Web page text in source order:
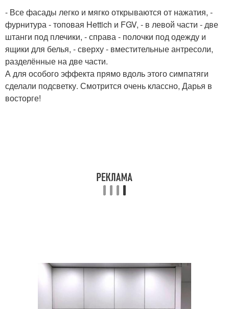
- Все фасады легко и мягко открываются от нажатия, -
фурнитура - топовая Hettich и FGV, - в левой части - две
штанги под плечики, - справа - полочки под одежду и
ящики для белья, - сверху - вместительные антресоли,
разделённые на две части.
А для особого эффекта прямо вдоль этого симпатяги
сделали подсветку. Смотрится очень классно, Дарья в
восторге!